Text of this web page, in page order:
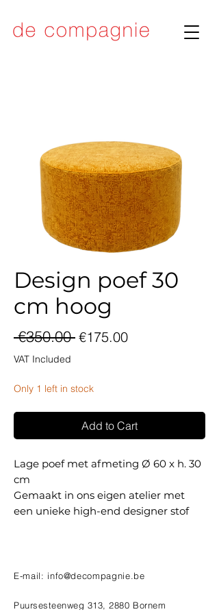
Design poef 30
cm hoog
€350.00 Regular
€175.00Sale
VAT Included
Only 1 left in stock
Add to Cart
Lage poef met afmeting Ø 60 x h. 30
cm
Gemaakt in ons eigen atelier met
een unieke high-end designer stof
E-mail: info@decompagnie.be
Puursesteenweg 313, 2880 Bornem